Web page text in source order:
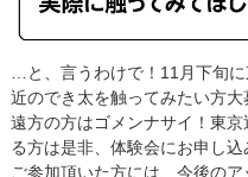
…と、言うわけで！11月下旬
近のでき太を触ってみたい方大
遠方の方はゴメンナサイ！東
る方は是非、体験会にお申し込
ご参加頂いた方には、今後の